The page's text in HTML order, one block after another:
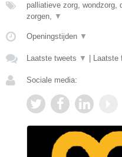
palliatieve zorg, wondzorg,
zorgen, ▼
Openingstijden ▼
Laatste tweets ▼ Laatste
Sociale media: